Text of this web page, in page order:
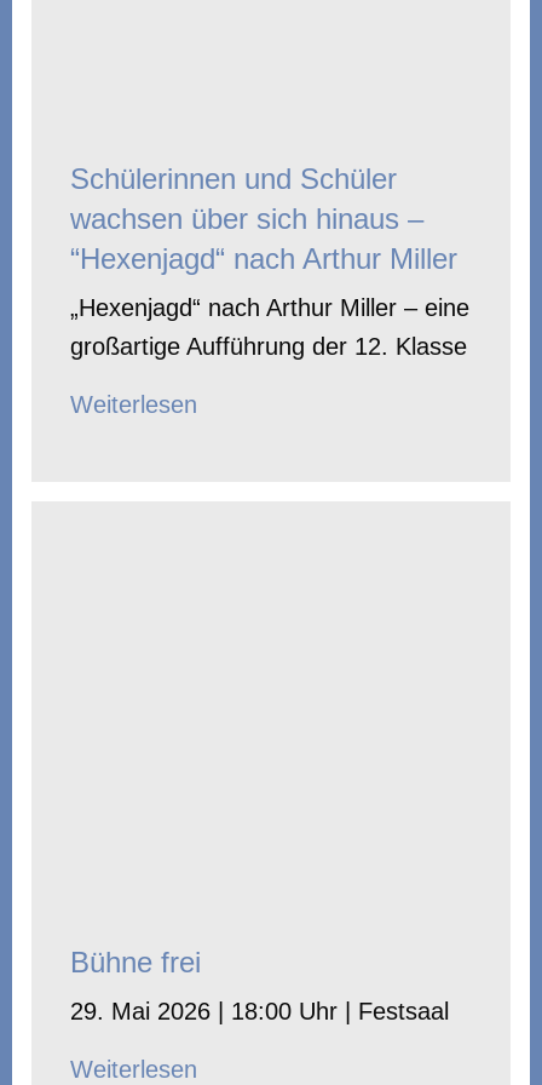
Schülerinnen und Schüler
wachsen über sich hinaus –
“Hexenjagd“ nach Arthur Miller
„Hexenjagd“ nach Arthur Miller – eine
großartige Aufführung der 12. Klasse
Weiterlesen
Bühne frei
29. Mai 2026 | 18:00 Uhr | Festsaal
Weiterlesen